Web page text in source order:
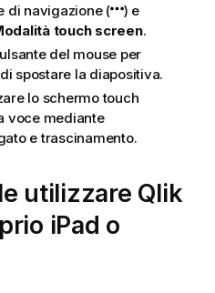
di navigazione (
) e
touch screen.
del mouse per
spostare la diapositiva.
lo schermo touch
voce mediante
e trascinamento.
utilizzare Qlik
iPad o